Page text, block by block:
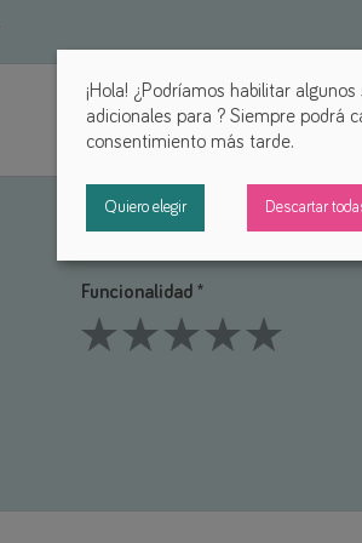
Funcionalidad *
¡Hola! ¿Podríamos habilitar algunos
adicionales para ? Siempre podrá
consentimiento más tarde.
Quiero elegir Descartar